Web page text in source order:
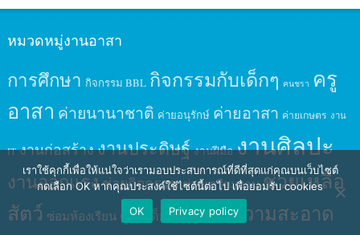
หมวดหมู่งานอาสา
การศึกษา กิจกรรม BBL กิจกรรมกับเด็กๆ คนชรา ครู
อาสา ค่ายนานาชาติ ค่ายอนุรักษ์ ค่ายอาสา ค่ายเกษตร งาน
IT งานก่อสร้างงานประดิษฐ์ งานฝีมือ งานศิลปะ
งานออกแรงช่วยกิจกรรม ช่วยเตรียมงาน ช่วยเหลือ
สัตว์ ซ่อมห้องเรียน ดูแลเด็ก ทาสี ทำความสะอาด
เราใช้คุกกี้เพื่อให้แน่ใจว่าเรามอบประสบการณ์ที่ดีที่สุดแก่คุณบนเว็บไซต์
กดเลือก OK หากคุณประสงค์ใช้ไซต์นี้ต่อไป เพื่อยอมรับ cookies
OK
Privacy policy